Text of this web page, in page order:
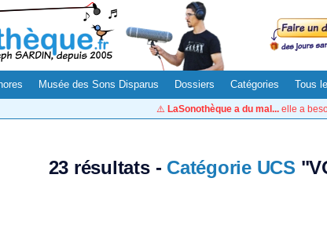
Musée des Sons Disparus Dossiers Catégories Tous
⚠️ LaSonothèque a du mal... elle a
23 résultats - Catégorie UCS